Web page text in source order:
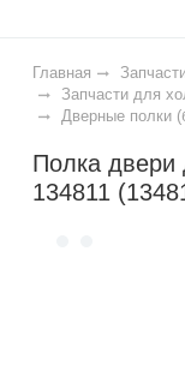
Главная
Запчасти для
Дверные полки
Полка двери
134811